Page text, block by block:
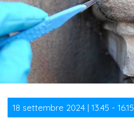
18 settembre 2024 | 13.45 - 16.15